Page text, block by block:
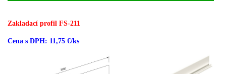
Zakladací profil FS-211
Cena s DPH: 11,75 €/ks